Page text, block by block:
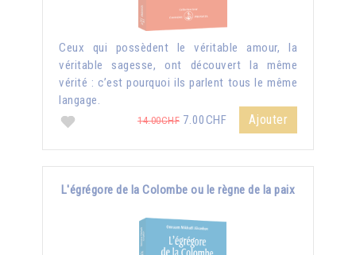
Ceux qui possèdent le véritable amour, la
véritable sagesse, ont découvert la même
vérité : c’est pourquoi ils parlent tous le même
langage.
14.00CHF 7.00CHF Ajouter
L'égrégore de la Colombe ou le règne de la paix